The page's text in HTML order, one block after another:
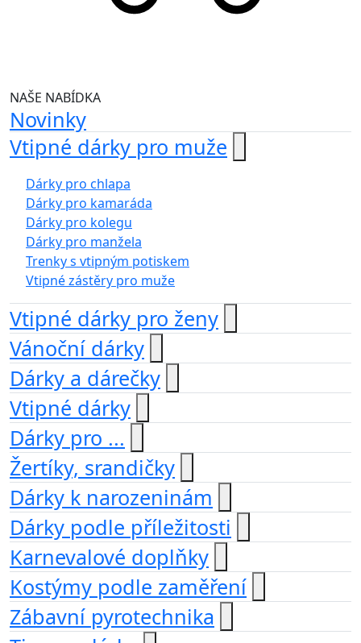
NAŠE NABÍDKA
Novinky
Vtipné dárky pro muže
Dárky pro chlapa
Dárky pro kamaráda
Dárky pro kolegu
Dárky pro manžela
Trenky s vtipným potiskem
Vtipné zástěry pro muže
Vtipné dárky pro ženy
Vánoční dárky
Dárky a dárečky
Vtipné dárky
Dárky pro ...
Žertíky, srandičky
Dárky k narozeninám
Dárky podle příležitosti
Karnevalové doplňky
Kostýmy podle zaměření
Zábavní pyrotechnika